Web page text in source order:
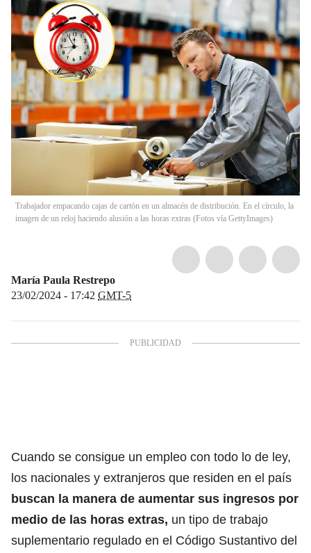
Trabajador empacando cajas de cartón en un almacén de distribución. En el círculo, la
imagen de un reloj haciendo alusión a las horas extras (Fotos vía GettyImages)
María Paula Restrepo
23/02/2024 - 17:42 GMT-5
Cuando se consigue un empleo con todo lo de ley,
los nacionales y extranjeros que residen en el país
buscan la manera de aumentar sus ingresos por
medio de las horas extras, un tipo de trabajo
suplementario regulado en el Código Sustantivo del